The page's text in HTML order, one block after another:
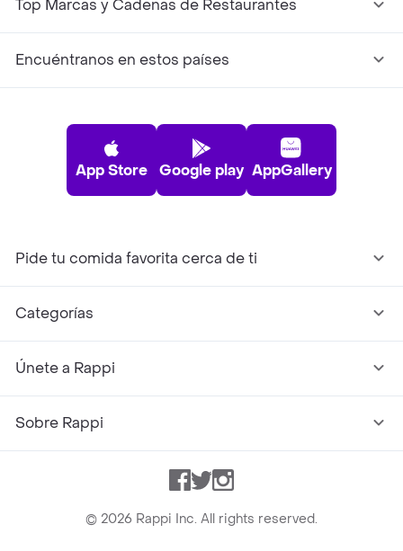
Top Marcas y Cadenas de Restaurantes
Encuéntranos en estos países
App Store Google play AppGallery
Pide tu comida favorita cerca de ti
Categorías
Únete a Rappi
Sobre Rappi
Facebook
TwitterInstagram
© 2026 Rappi Inc. All rights reserved.